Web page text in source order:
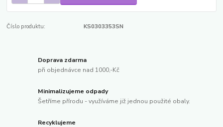
Číslo produktu: KS0303353SN
Doprava zdarma
při objednávce nad 1000,-Kč
Minimalizujeme odpady
Šetříme přírodu - využíváme již jednou použité obaly.
Recyklujeme